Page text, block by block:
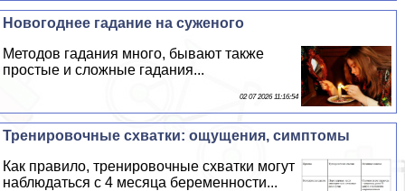
Новогоднее гадание на суженого
Методов гадания много, бывают также
простые и сложные гадания...
02 07 2026 11:16:54
Тренировочные схватки: ощущения, симптомы
Как правило, тренировочные схватки могут
наблюдаться с 4 месяца беременности...